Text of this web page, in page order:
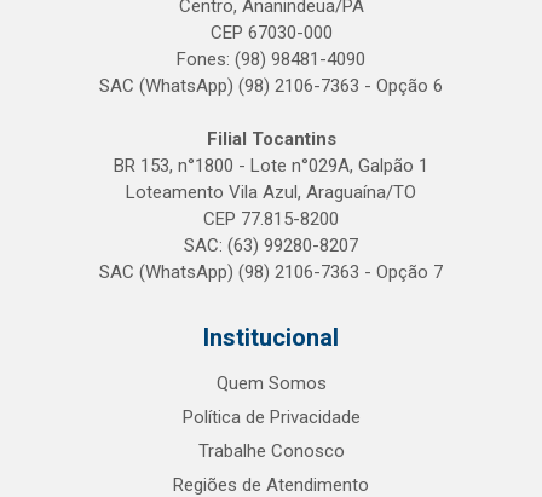
Centro, Ananindeua/PA
CEP 67030-000
Fones: (98) 98481-4090
SAC (WhatsApp) (98) 2106-7363 - Opção 6
Filial Tocantins
BR 153, n°1800 - Lote n°029A, Galpão 1
Loteamento Vila Azul, Araguaína/TO
CEP 77.815-8200
SAC: (63) 99280-8207
SAC (WhatsApp) (98) 2106-7363 - Opção 7
Institucional
Quem Somos
Política de Privacidade
Trabalhe Conosco
Regiões de Atendimento